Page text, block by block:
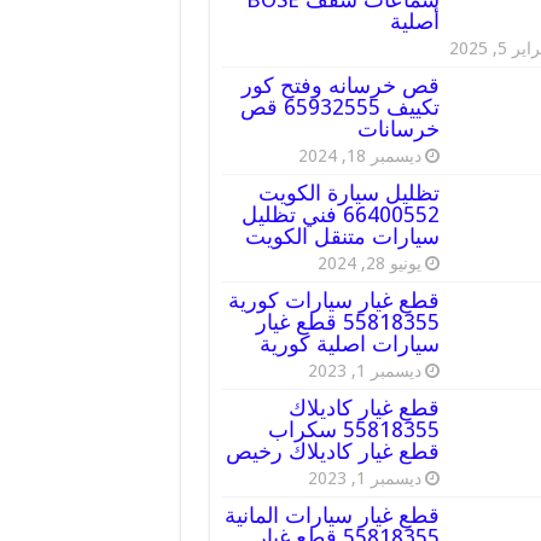
أصلية
5, 2025
قص خرسانه وفتح كور
تكييف 65932555 قص
خرسانات
ديسمبر 18, 2024
تظليل سيارة الكويت
66400552 فني تظليل
سيارات متنقل الكويت
يونيو 28, 2024
قطع غيار سيارات كورية
55818355 قطع غيار
سيارات اصلية كورية
ديسمبر 1, 2023
قطع غيار كاديلاك
55818355 سكراب
قطع غيار كاديلاك رخيص
ديسمبر 1, 2023
قطع غيار سيارات المانية